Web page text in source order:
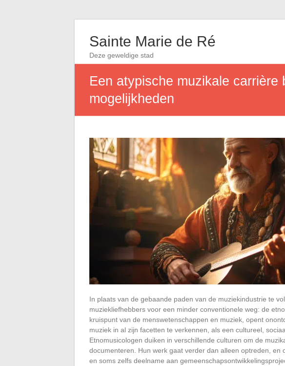
Sainte Marie de Ré
Deze geweldige stad
Een atypische muzikale
mogelijkheden
In plaats van de gebaande paden van de muziekindustrie te
muziekliefhebbers voor een minder conventionele weg: de
kruispunt van de menswetenschappen en muziek, opent
muziek in al zijn facetten te verkennen, als een cultureel,
Etnomusicologen duiken in verschillende culturen om de
documenteren. Hun werk gaat verder dan alleen optreden, en
en soms zelfs deelname aan